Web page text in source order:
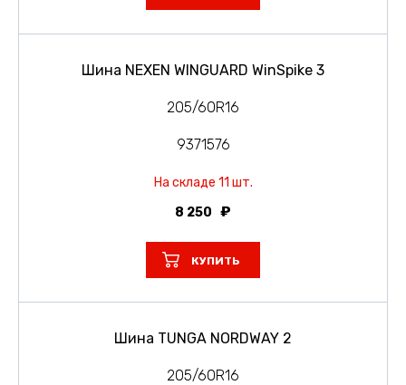
Шина NEXEN WINGUARD WinSpike 3
205/60R16
9371576
На складе 11 шт.
8 250
КУПИТЬ
Шина TUNGA NORDWAY 2
205/60R16